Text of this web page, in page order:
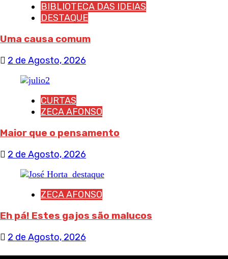
BIBLIOTECA DAS IDEIAS
DESTAQUE
Uma causa comum
2 de Agosto, 2026
CURTAS
ZECA AFONSO
Maior que o pensamento
2 de Agosto, 2026
ZECA AFONSO
Eh pá! Estes gajos são malucos
2 de Agosto, 2026